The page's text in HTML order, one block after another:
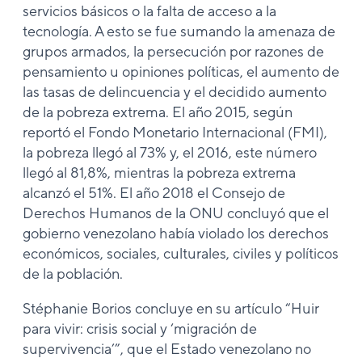
servicios básicos o la falta de acceso a la
tecnología. A esto se fue sumando la amenaza de
grupos armados, la persecución por razones de
pensamiento u opiniones políticas, el aumento de
las tasas de delincuencia y el decidido aumento
de la pobreza extrema. El año 2015, según
reportó el Fondo Monetario Internacional (FMI),
la pobreza llegó al 73% y, el 2016, este número
llegó al 81,8%, mientras la pobreza extrema
alcanzó el 51%. El año 2018 el Consejo de
Derechos Humanos de la ONU concluyó que el
gobierno venezolano había violado los derechos
económicos, sociales, culturales, civiles y políticos
de la población.
Stéphanie Borios concluye en su artículo “Huir
para vivir: crisis social y ‘migración de
supervivencia’”, que el Estado venezolano no